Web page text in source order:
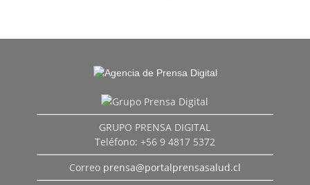
GRUPO PRENSA DIGITAL
Teléfono: +56 9 4817 5372
Correo prensa@portalprensasalud.cl